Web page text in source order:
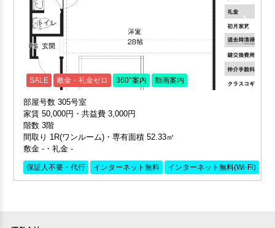
SALE 敷金・礼金ゼロ 360°案内 動画案内
部屋号数 305号室
家賃 50,000円・共益費 3,000円
階数 3階
間取り 1R(ワンルーム)・専有面積 52.33㎡
敷金 -・礼金 -
保証人不要・代行 インターネット無料 インターネット無料(Wi-Fi)